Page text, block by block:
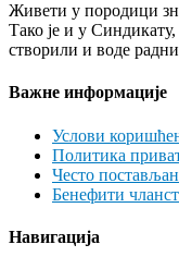
Живети у породици
Тако је и у Синдикату,
створили и воде
Важне информације
Услови
Политика
Често
Бенефити
Навигација